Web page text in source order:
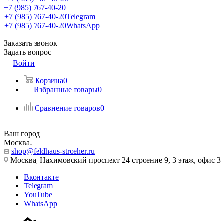
+7 (985) 767-40-20
+7 (985) 767-40-20Telegram
+7 (985) 767-40-20WhatsApp
Заказать звонок
Задать вопрос
Войти
Корзина0
Избранные товары0
Сравнение товаров0
Ваш город
Москва
shop@feldhaus-stroeher.ru
Москва, Нахимовский проспект 24 строение 9, 3 этаж, офис
Вконтакте
Telegram
YouTube
WhatsApp